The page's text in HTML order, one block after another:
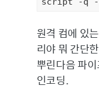
원격 컴에 있
리야 뭐 간단
뿌린다음 파
인코딩.